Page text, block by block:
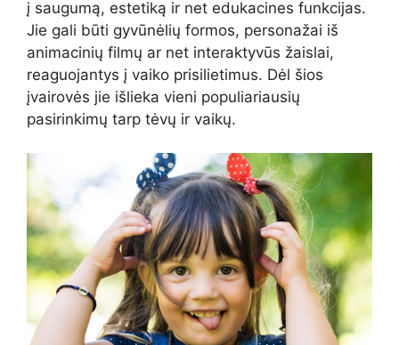
į saugumą, estetiką ir net edukacines funkcijas.
Jie gali būti gyvūnėlių formos, personažai iš
animacinių filmų ar net interaktyvūs žaislai,
reaguojantys į vaiko prisilietimus. Dėl šios
įvairovės jie išlieka vieni populiariausių
pasirinkimų tarp tėvų ir vaikų.